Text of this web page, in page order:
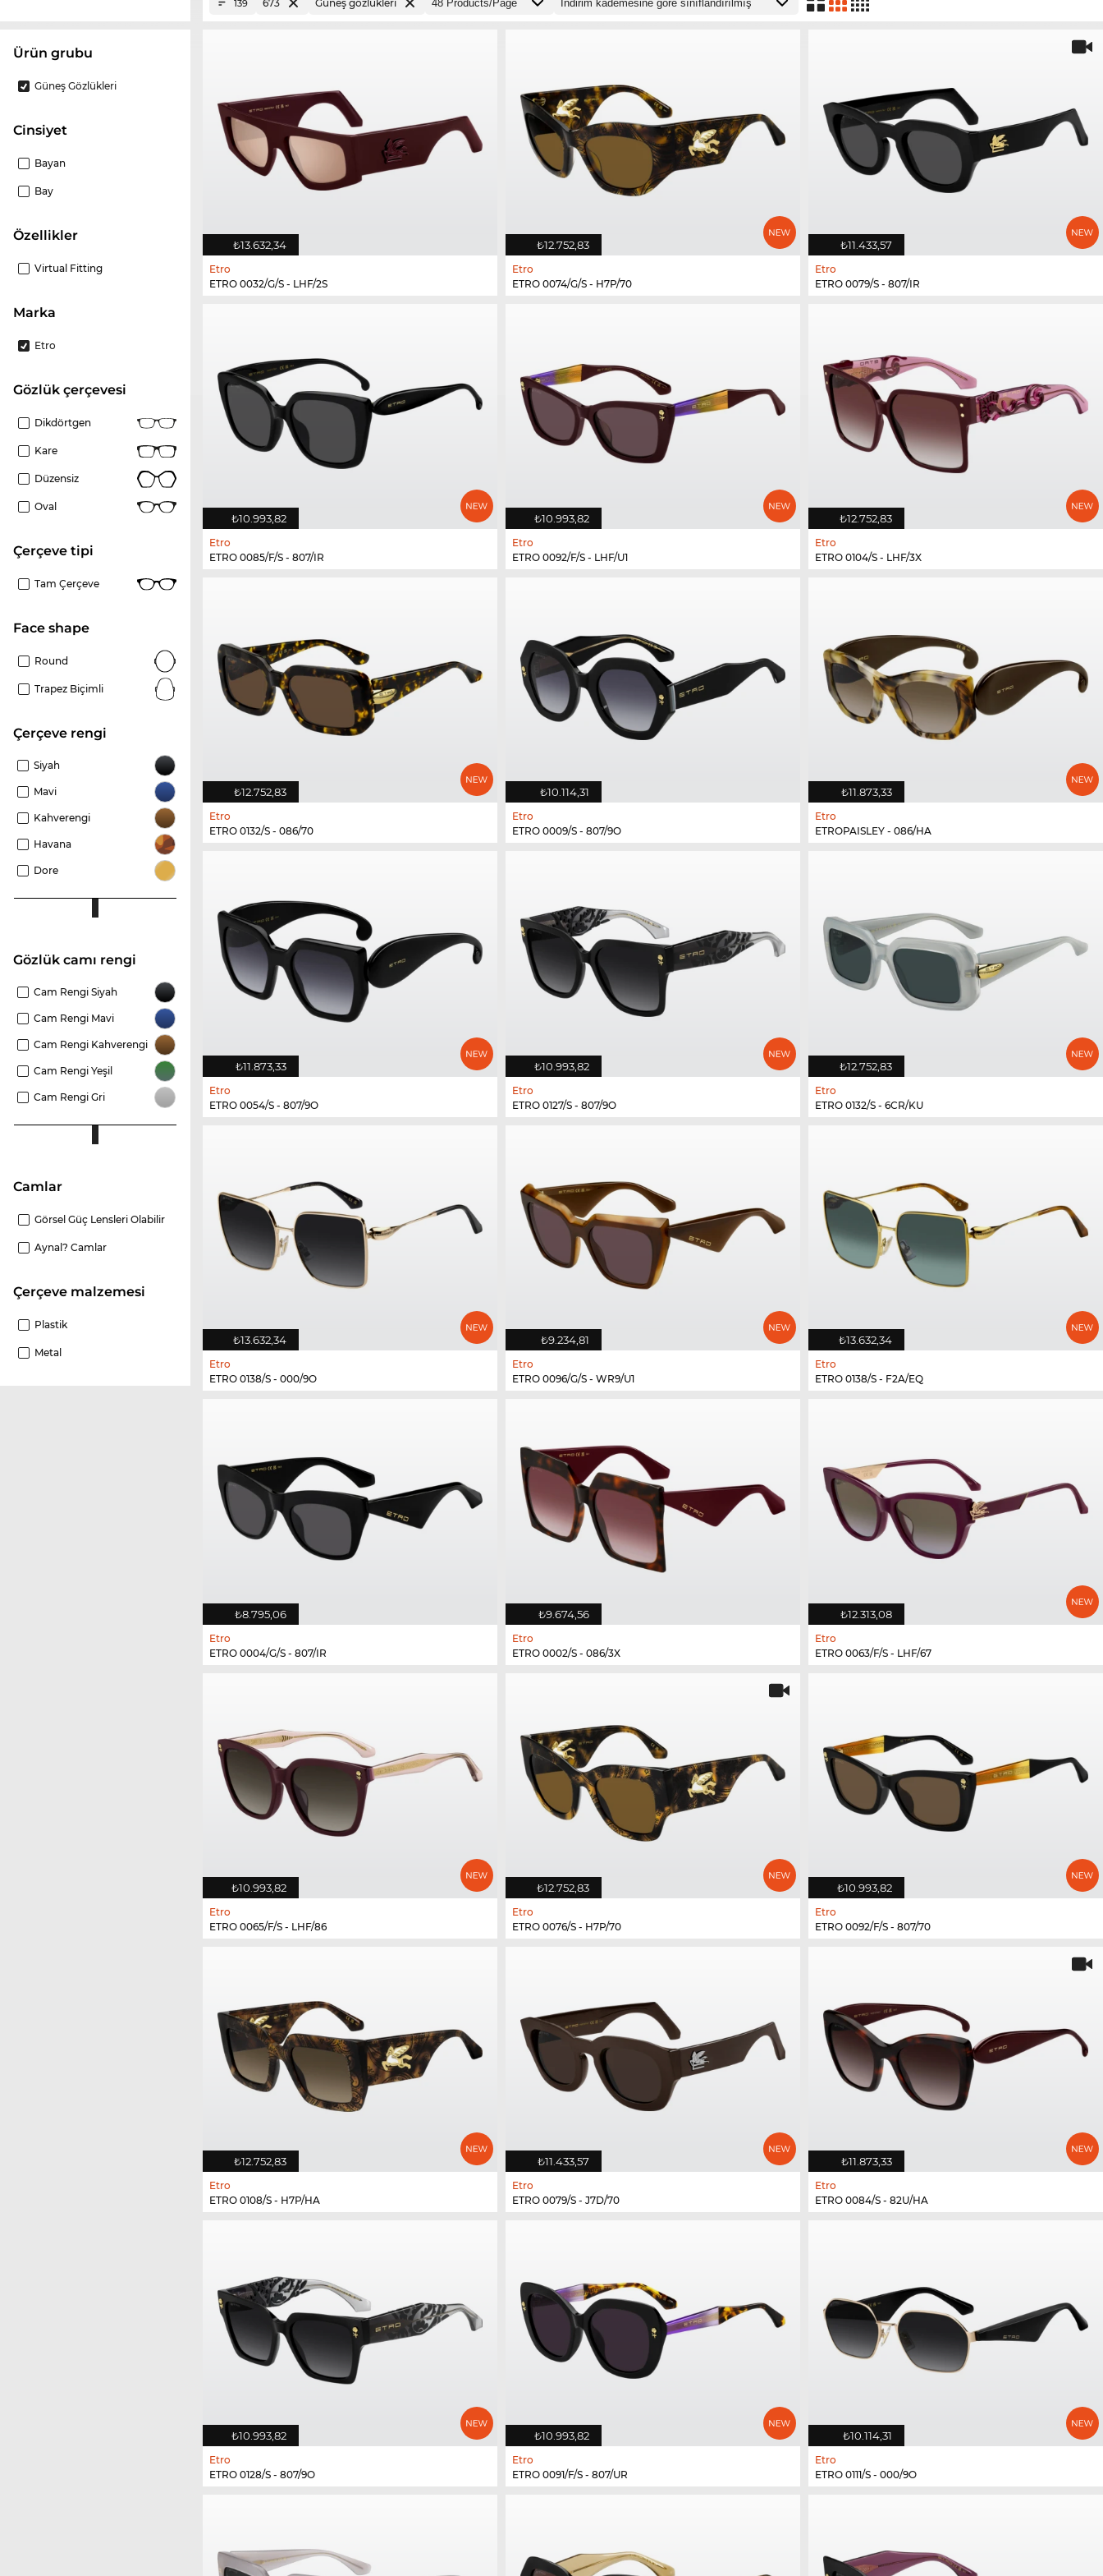
ürün grubu
Güneş Gözlükleri
Cinsiyet
Bayan
Bay
Özellikler
Virtual Fitting
Marka
Etro
gözlük çerçevesi
Dikdörtgen
Kare
Düzensiz
Oval
çerçeve tipi
Tam Çerçeve
Face shape
Round
Trapez Biçimli
çerçeve rengi
Siyah
Mavi
Kahverengi
Havana
Dore
Gözlük camı rengi
Cam Rengi Siyah
Cam Rengi Mavi
Cam Rengi Kahverengi
Cam Rengi Yeşil
Cam Rengi Gri
camlar
Görsel Güç Lensleri Olabilir
Aynal? Camlar
Çerçeve malzemesi
Plastik
Metal
139 673 Güneş gözlükleri
₺13.632,34
Etro
ETRO 0032/G/S - LHF/2S
₺12.752,83
Etro
ETRO 0074/G/S - H7P/70
₺11.433,57
Etro
ETRO 0079/S - 807/IR
₺10.993,82
Etro
ETRO 0085/F/S - 807/IR
₺10.993,82
Etro
ETRO 0092/F/S - LHF/U1
₺12.752,83
Etro
ETRO 0104/S - LHF/3X
₺12.752,83
Etro
ETRO 0132/S - 086/70
₺10.114,31
Etro
ETRO 0009/S - 807/9O
₺11.873,33
Etro
ETROPAISLEY - 086/HA
₺11.873,33
Etro
ETRO 0054/S - 807/9O
₺10.993,82
Etro
ETRO 0127/S - 807/9O
₺12.752,83
Etro
ETRO 0132/S - 6CR/KU
₺13.632,34
Etro
ETRO 0138/S - 000/9O
₺9.234,81
Etro
ETRO 0096/G/S - WR9/U1
₺13.632,34
Etro
ETRO 0138/S - F2A/EQ
₺8.795,06
Etro
ETRO 0004/G/S - 807/IR
₺9.674,56
Etro
ETRO 0002/S - 086/3X
₺12.313,08
Etro
ETRO 0063/F/S - LHF/67
₺10.993,82
Etro
ETRO 0065/F/S - LHF/86
₺12.752,83
Etro
ETRO 0076/S - H7P/70
₺10.993,82
Etro
ETRO 0092/F/S - 807/70
₺12.752,83
Etro
ETRO 0108/S - H7P/HA
₺11.433,57
Etro
ETRO 0079/S - J7D/70
₺11.873,33
Etro
ETRO 0084/S - 82U/HA
₺10.993,82
Etro
ETRO 0128/S - 807/9O
₺10.993,82
Etro
ETRO 0091/F/S - 807/UR
₺10.114,31
Etro
ETRO 0111/S - 000/9O